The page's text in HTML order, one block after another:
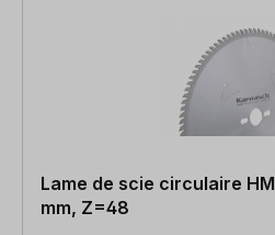
Lame de scie circulaire
mm, Z=48